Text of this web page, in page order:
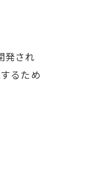
発され
るため